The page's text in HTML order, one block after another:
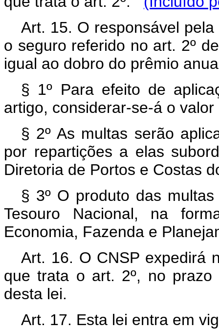
Art. 15. O responsável
o seguro referido no art. 2º
igual ao dobro do prêmio
§ 1º Para efeito de
artigo, considerar-se-á o
§ 2º As multas serão
por repartições a elas
Diretoria de Portos e Costas
§ 3º O produto das
Tesouro Nacional, na
Economia, Fazenda e
Art. 16. O CNSP expedirá
que trata o art. 2º, no
desta lei.
Art. 17. Esta lei entra em